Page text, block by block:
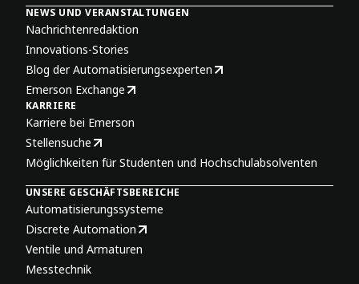
NEWS UND VERANSTALTUNGEN
Nachrichtenredaktion
Innovations-Stories
Blog der Automatisierungsexperten
Emerson Exchange
KARRIERE
Karriere bei Emerson
Stellensuche
Möglichkeiten für Studenten und Hochschulabsolventen
UNSERE GESCHÄFTSBEREICHE
Automatisierungssysteme
Discrete Automation
Ventile und Armaturen
Messtechnik